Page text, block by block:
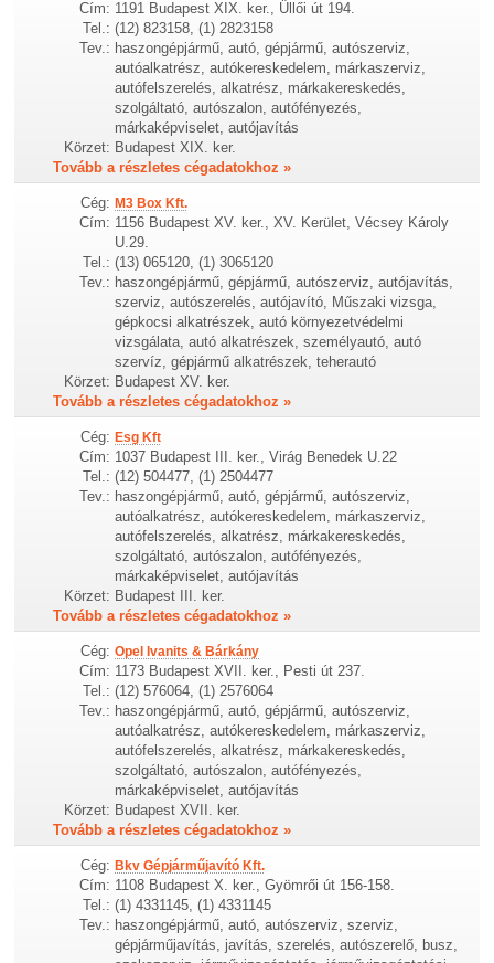
Cím: 1191 Budapest XIX. ker., Üllői út 194.
Tel.: (12) 823158, (1) 2823158
Tev.: haszongépjármű, autó, gépjármű, autószerviz,
autóalkatrész, autókereskedelem, márkaszerviz,
autófelszerelés, alkatrész, márkakereskedés,
szolgáltató, autószalon, autófényezés,
márkaképviselet, autójavítás
Körzet: Budapest XIX. ker.
Tovább a részletes cégadatokhoz »
Cég: M3 Box Kft.
Cím: 1156 Budapest XV. ker., XV. Kerület, Vécsey Károly
U.29.
Tel.: (13) 065120, (1) 3065120
Tev.: haszongépjármű, gépjármű, autószerviz, autójavítás,
szerviz, autószerelés, autójavító, Műszaki vizsga,
gépkocsi alkatrészek, autó környezetvédelmi
vizsgálata, autó alkatrészek, személyautó, autó
szervíz, gépjármű alkatrészek, teherautó
Körzet: Budapest XV. ker.
Tovább a részletes cégadatokhoz »
Cég: Esg Kft
Cím: 1037 Budapest III. ker., Virág Benedek U.22
Tel.: (12) 504477, (1) 2504477
Tev.: haszongépjármű, autó, gépjármű, autószerviz,
autóalkatrész, autókereskedelem, márkaszerviz,
autófelszerelés, alkatrész, márkakereskedés,
szolgáltató, autószalon, autófényezés,
márkaképviselet, autójavítás
Körzet: Budapest III. ker.
Tovább a részletes cégadatokhoz »
Cég: Opel Ivanits & Bárkány
Cím: 1173 Budapest XVII. ker., Pesti út 237.
Tel.: (12) 576064, (1) 2576064
Tev.: haszongépjármű, autó, gépjármű, autószerviz,
autóalkatrész, autókereskedelem, márkaszerviz,
autófelszerelés, alkatrész, márkakereskedés,
szolgáltató, autószalon, autófényezés,
márkaképviselet, autójavítás
Körzet: Budapest XVII. ker.
Tovább a részletes cégadatokhoz »
Cég: Bkv Gépjárműjavító Kft.
Cím: 1108 Budapest X. ker., Gyömrői út 156-158.
Tel.: (1) 4331145, (1) 4331145
Tev.: haszongépjármű, autó, autószerviz, szerviz,
gépjárműjavítás, javítás, szerelés, autószerelő, busz,